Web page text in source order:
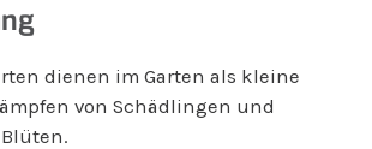
dienen im Garten als kleine
von Schädlingen und